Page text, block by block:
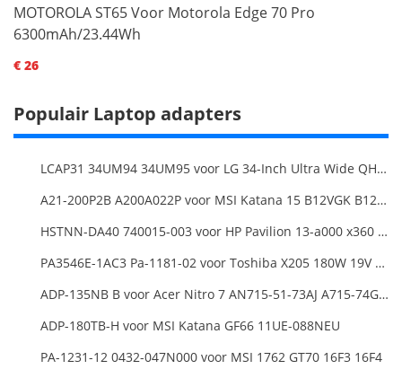
MOTOROLA ST65 Voor Motorola Edge 70 Pro
6300mAh/23.44Wh
€ 26
Populair Laptop adapters
LCAP31 34UM94 34UM95 voor LG 34-Inch Ultra Wide QHD Monitor LED
A21-200P2B A200A022P voor MSI Katana 15 B12VGK B12VFK B12VEK
HSTNN-DA40 740015-003 voor HP Pavilion 13-a000 x360 11-h000 x2 Series 19.5v 45w 2.31a Blue Charger+Cord
PA3546E-1AC3 Pa-1181-02 voor Toshiba X205 180W 19V 9.5A Laptop DC Charger Power Supply
ADP-135NB B voor Acer Nitro 7 AN715-51-73AJ A715-74G-52B0 Notebook
ADP-180TB-H voor MSI Katana GF66 11UE-088NEU
PA-1231-12 0432-047N000 voor MSI 1762 GT70 16F3 16F4